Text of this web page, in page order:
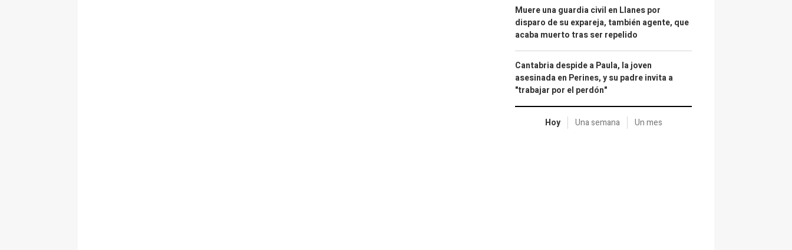
Muere una guardia civil en Llanes por
disparo de su expareja, también agente, que
acaba muerto tras ser repelido
Cantabria despide a Paula, la joven
asesinada en Perines, y su padre invita a
"trabajar por el perdón"
Hoy Una semana Un mes